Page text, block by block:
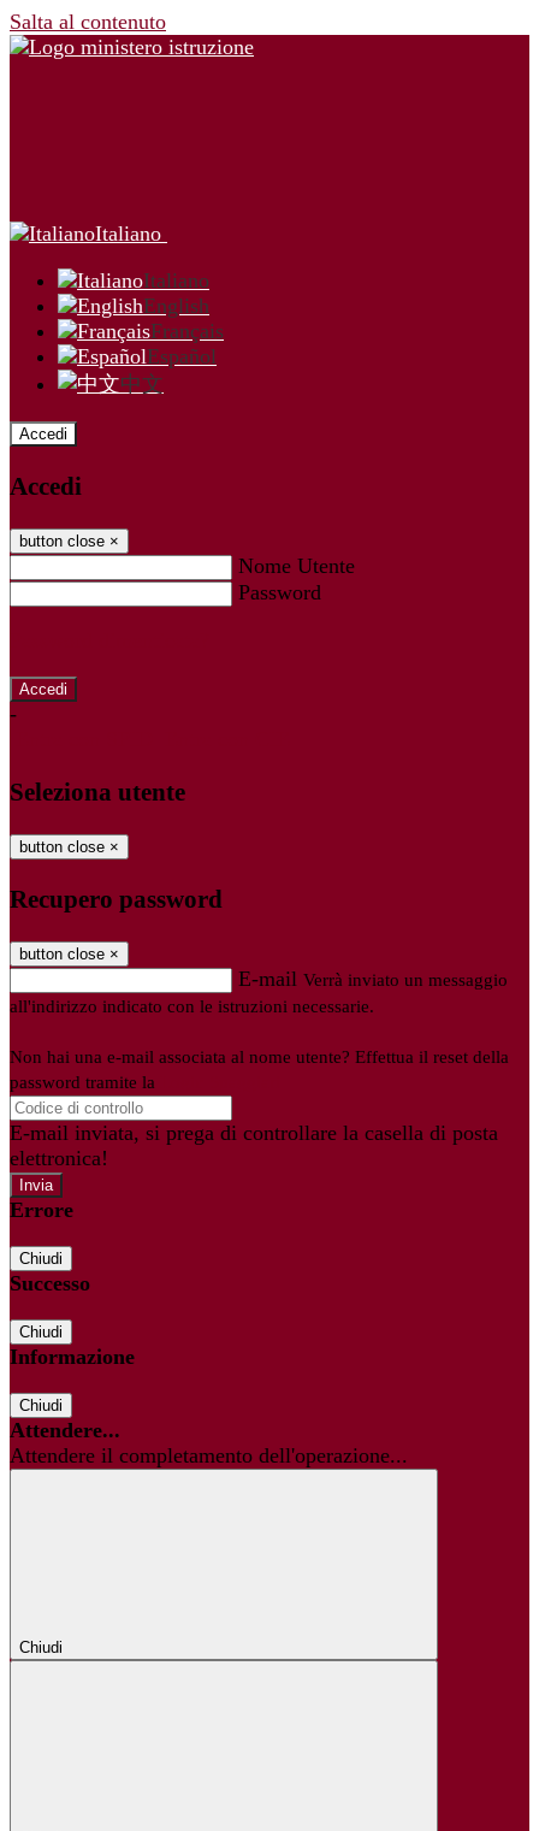
Salta al contenuto
Italiano
Italiano
English
Français
Español
中文
Accedi
Accedi
button close ×
Nome Utente
Password
-
Seleziona utente
button close ×
Recupero password
button close ×
E-mail Verrà inviato un messaggio
all'indirizzo indicato con le istruzioni necessarie.
Non hai una e-mail associata al nome utente? Effettua il reset della
password tramite la
E-mail inviata, si prega di controllare la casella di posta
elettronica!
Errore
Chiudi
Successo
Chiudi
Informazione
Chiudi
Attendere...
Attendere il completamento dell'operazione...
Chiudi